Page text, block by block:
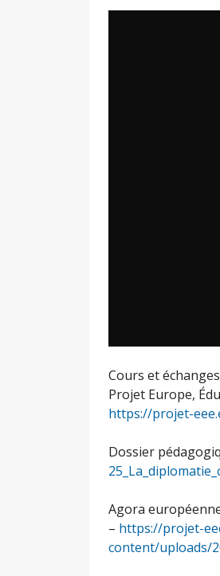
Cours et
Projet Europe,
https://projet-
Dossier
Agora
– https://projet-
content/uploads/